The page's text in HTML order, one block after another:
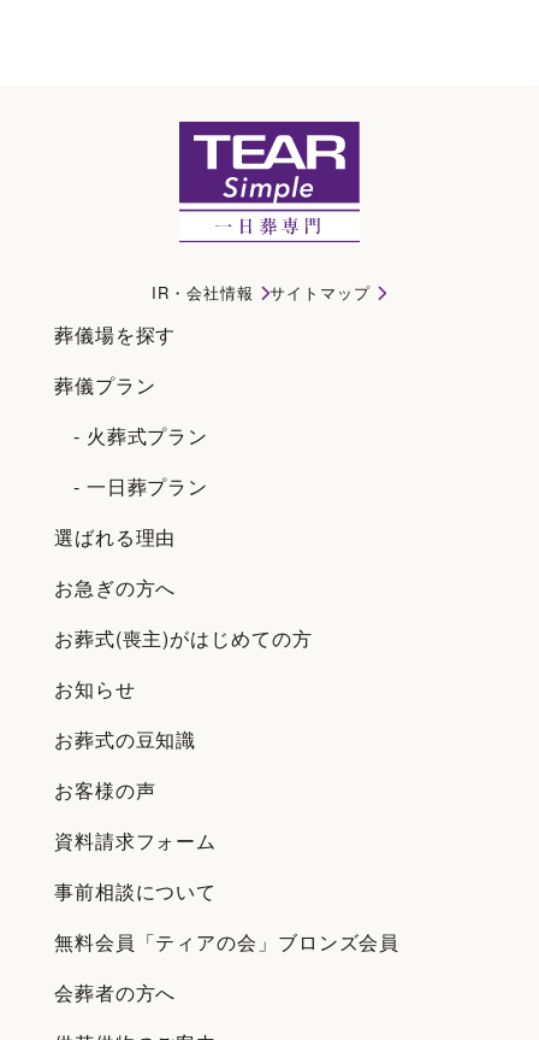
IR・会社情報 サイトマップ
葬儀場を探す
葬儀プラン
- 火葬式プラン
- 一日葬プラン
選ばれる理由
お急ぎの方へ
お葬式(喪主)がはじめての方
お知らせ
お葬式の豆知識
お客様の声
資料請求フォーム
事前相談について
無料会員「ティアの会」ブロンズ会員
会葬者の方へ